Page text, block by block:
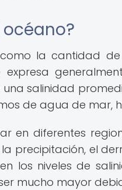
la cantidad
salinidad
de agua de mar,
en diferentes
precipitación, el
los niveles de
mucho mayor